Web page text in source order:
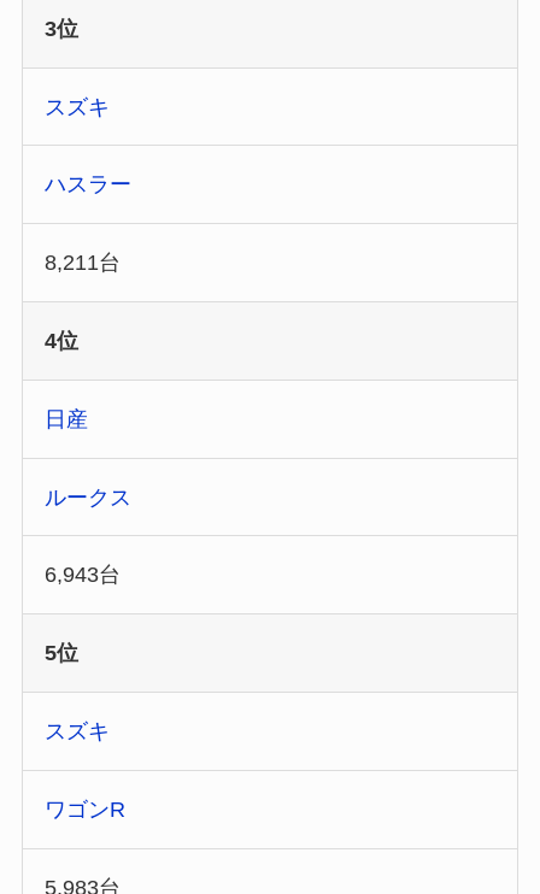
3位
スズキ
ハスラー
8,211台
4位
日産
ルークス
6,943台
5位
スズキ
ワゴンR
5,983台